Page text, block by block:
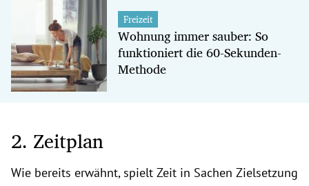
Freizeit
Wohnung immer sauber: So
funktioniert die 60-Sekunden-
Methode
2. Zeitplan
Wie bereits erwähnt, spielt Zeit in Sachen Zielsetzung